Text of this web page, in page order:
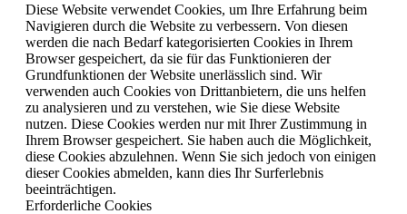
Diese Website verwendet Cookies, um Ihre Erfahrung beim
Navigieren durch die Website zu verbessern. Von diesen
werden die nach Bedarf kategorisierten Cookies in Ihrem
Browser gespeichert, da sie für das Funktionieren der
Grundfunktionen der Website unerlässlich sind. Wir
verwenden auch Cookies von Drittanbietern, die uns helfen
zu analysieren und zu verstehen, wie Sie diese Website
nutzen. Diese Cookies werden nur mit Ihrer Zustimmung in
Ihrem Browser gespeichert. Sie haben auch die Möglichkeit,
diese Cookies abzulehnen. Wenn Sie sich jedoch von einigen
dieser Cookies abmelden, kann dies Ihr Surferlebnis
beeinträchtigen.
Erforderliche Cookies